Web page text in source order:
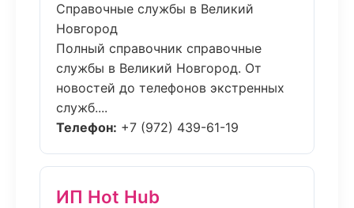
Справочные службы в Великий
Новгород
Полный справочник справочные
службы в Великий Новгород. От
новостей до телефонов экстренных
служб....
Телефон: +7 (972) 439-61-19
ИП Hot Hub